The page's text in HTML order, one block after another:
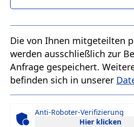
Die von Ihnen mitgeteilten
werden ausschließlich zur
Anfrage gespeichert.
befinden sich in unserer
Anti-Roboter-Verifizierung
Hier klicken